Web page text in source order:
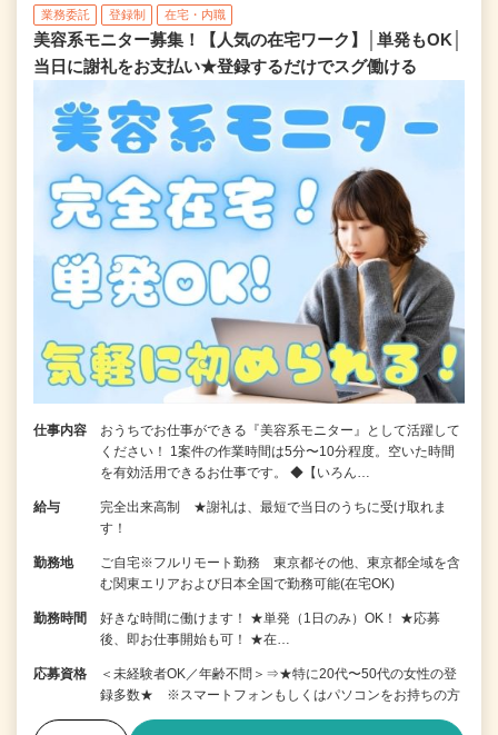
業務委託 登録制 在宅・内職
美容系モニター募集！【人気の在宅ワーク】│単発もOK│
当日に謝礼をお支払い★登録するだけでスグ働ける
仕事内容
おうちでお仕事ができる『美容系モニター』として活躍して
ください！ 1案件の作業時間は5分〜10分程度。空いた時間
を有効活用できるお仕事です。 ◆【いろん…
給与
完全出来高制 ★謝礼は、最短で当日のうちに受け取れま
す！
勤務地
ご自宅※フルリモート勤務 東京都その他、東京都全域を含
む関東エリアおよび日本全国で勤務可能(在宅OK)
勤務時間
好きな時間に働けます！ ★単発（1日のみ）OK！ ★応募
後、即お仕事開始も可！ ★在…
応募資格
＜未経験者OK／年齢不問＞⇒★特に20代〜50代の女性の登
録多数★ ※スマートフォンもしくはパソコンをお持ちの方